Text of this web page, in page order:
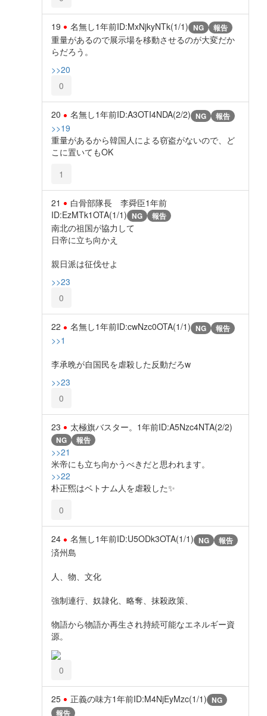
19 名無し1年前ID:MxNjkyNTk(1/1) NG 報告
重量があるので展示場を移動させるのが大変だか
らだろう。
>>20
0
20 名無し1年前ID:A3OTI4NDA(2/2) NG 報告
>>19
重量があるから韓国人による窃盗がないので、ど
こに置いてもOK
1
21 白骨部隊長 李舜臣1年前
ID:EzMTk1OTA(1/1) NG 報告
南北の祖国が協力して
日帝に立ち向かえ
親日派は征伐せよ
>>23
0
22 名無し1年前ID:cwNzc0OTA(1/1) NG 報告
>>1
李承晩が自国民を虐殺した反動だろw
>>23
0
23 太極旗バスター。 1年前ID:A5Nzc4NTA(2/2)
NG 報告
>>21
米帝にも立ち向かうべきだと思われます。
>>22
朴正煕はベトナム人を虐殺した✨️
0
24 名無し1年前ID:U5ODk3OTA(1/1) NG 報告
済州島
人、物、文化
強制連行、奴隷化、略奪、抹殺政策、
物語から物語か再生され持続可能なエネルギー資
源。
0
25 正義の味方1年前ID:M4NjEyMzc(1/1) NG
報告